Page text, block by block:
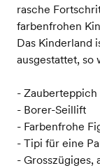
rasche
farbenfrohen
Das Kinderland
ausgestattet, so
- Zauberteppich
- Borer-Seillift
- Farbenfrohe
- Tipi für eine
- Grosszügiges,